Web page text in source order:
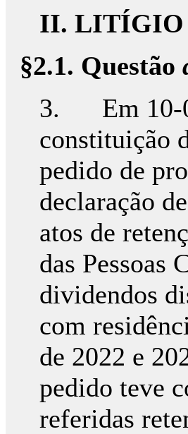
II. LITÍGIO
§2.1. Questão
3. Em 10-
constituição
pedido de
declaração
atos de
das Pessoas
dividendos
com
de 2022 e
pedido teve
referidas